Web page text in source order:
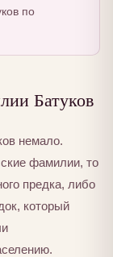
по
Батуков
немало.
фамилии, то
предка, либо
который